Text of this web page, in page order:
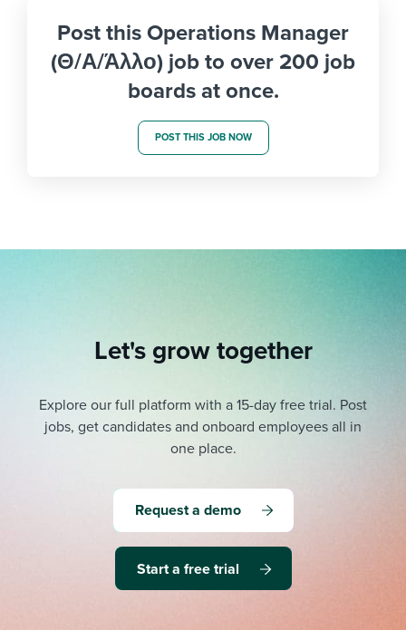
Post this Operations Manager
(Θ/Α/Άλλο) job to over 200 job
boards at once.
POST THIS JOB NOW
Let's grow together
Explore our full platform with a 15-day free trial. Post
jobs, get candidates and onboard employees all in
one place.
Request a demo
Start a free trial